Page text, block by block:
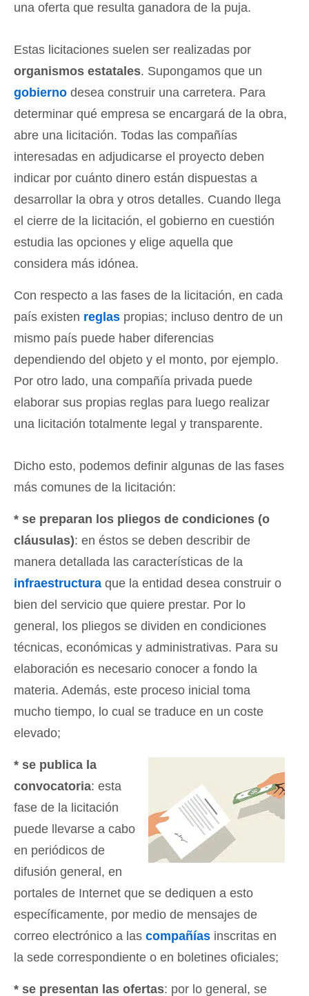
una oferta que resulta ganadora de la puja.
Estas licitaciones suelen ser realizadas por
organismos estatales. Supongamos que un
gobierno desea construir una carretera. Para
determinar qué empresa se encargará de la obra,
abre una licitación. Todas las compañías
interesadas en adjudicarse el proyecto deben
indicar por cuánto dinero están dispuestas a
desarrollar la obra y otros detalles. Cuando llega
el cierre de la licitación, el gobierno en cuestión
estudia las opciones y elige aquella que
considera más idónea.
Con respecto a las fases de la licitación, en cada
país existen reglas propias; incluso dentro de un
mismo país puede haber diferencias
dependiendo del objeto y el monto, por ejemplo.
Por otro lado, una compañía privada puede
elaborar sus propias reglas para luego realizar
una licitación totalmente legal y transparente.
Dicho esto, podemos definir algunas de las fases
más comunes de la licitación:
* se preparan los pliegos de condiciones (o
cláusulas): en éstos se deben describir de
manera detallada las características de la
infraestructura que la entidad desea construir o
bien del servicio que quiere prestar. Por lo
general, los pliegos se dividen en condiciones
técnicas, económicas y administrativas. Para su
elaboración es necesario conocer a fondo la
materia. Además, este proceso inicial toma
mucho tiempo, lo cual se traduce en un coste
elevado;
* se publica la
convocatoria: esta
fase de la licitación
puede llevarse a cabo
en periódicos de
difusión general, en
portales de Internet que se dediquen a esto
específicamente, por medio de mensajes de
correo electrónico a las compañías inscritas en
la sede correspondiente o en boletines oficiales;
* se presentan las ofertas: por lo general, se